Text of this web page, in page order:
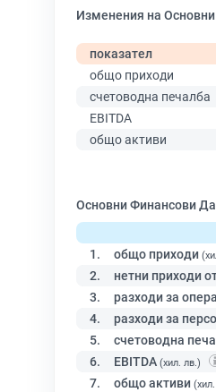
Изменения на Основни
показател
общо приходи
счетоводна печалба
EBITDA
общо активи
Основни Финансови
1.
общо приходи
2. нетни приходи
3. разходи за
4. разходи за
5. счетоводна
6. EBITDA (хил. лв.)
7. общо активи